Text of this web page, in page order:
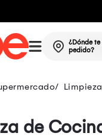
¿Dónde
pedido?
Limpieza
de